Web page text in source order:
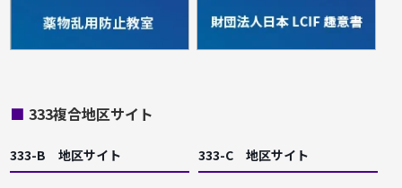
■ 333複合地区サイト
333-B 地区サイト 333-C 地区サイト